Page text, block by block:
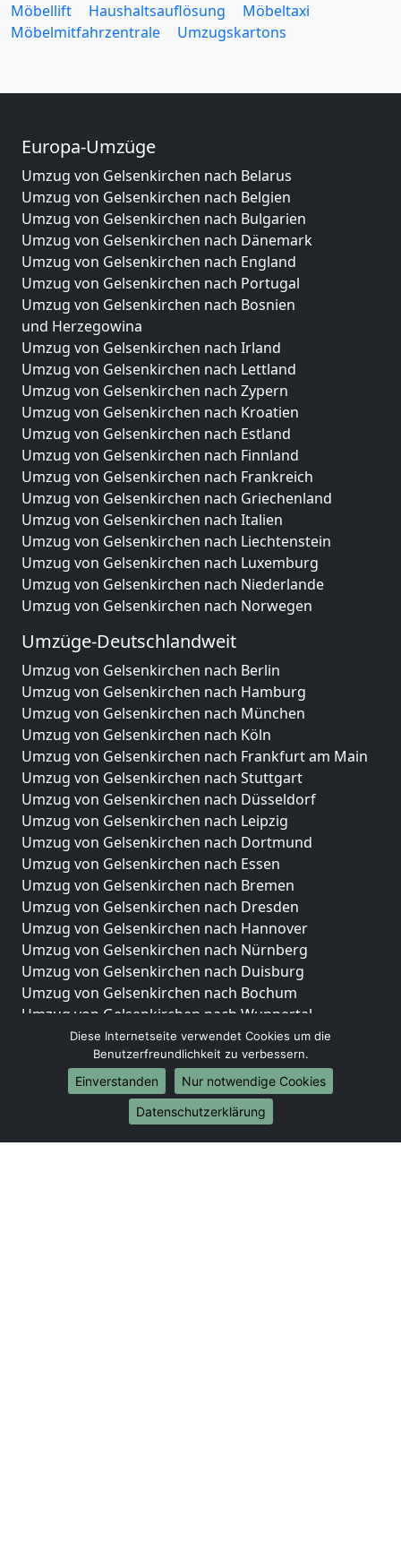
Möbellift
Haushaltsauflösung
Möbeltaxi
Möbelmitfahrzentrale
Umzugskartons
Europa-Umzüge
Umzug von Gelsenkirchen nach Belarus
Umzug von Gelsenkirchen nach Belgien
Umzug von Gelsenkirchen nach Bulgarien
Umzug von Gelsenkirchen nach Dänemark
Umzug von Gelsenkirchen nach England
Umzug von Gelsenkirchen nach Portugal
Umzug von Gelsenkirchen nach Bosnien
und Herzegowina
Umzug von Gelsenkirchen nach Irland
Umzug von Gelsenkirchen nach Lettland
Umzug von Gelsenkirchen nach Zypern
Umzug von Gelsenkirchen nach Kroatien
Umzug von Gelsenkirchen nach Estland
Umzug von Gelsenkirchen nach Finnland
Umzug von Gelsenkirchen nach Frankreich
Umzug von Gelsenkirchen nach Griechenland
Umzug von Gelsenkirchen nach Italien
Umzug von Gelsenkirchen nach Liechtenstein
Umzug von Gelsenkirchen nach Luxemburg
Umzug von Gelsenkirchen nach Niederlande
Umzug von Gelsenkirchen nach Norwegen
Umzüge-Deutschlandweit
Umzug von Gelsenkirchen nach Berlin
Umzug von Gelsenkirchen nach Hamburg
Umzug von Gelsenkirchen nach München
Umzug von Gelsenkirchen nach Köln
Umzug von Gelsenkirchen nach Frankfurt am Main
Umzug von Gelsenkirchen nach Stuttgart
Umzug von Gelsenkirchen nach Düsseldorf
Umzug von Gelsenkirchen nach Leipzig
Umzug von Gelsenkirchen nach Dortmund
Umzug von Gelsenkirchen nach Essen
Umzug von Gelsenkirchen nach Bremen
Umzug von Gelsenkirchen nach Dresden
Umzug von Gelsenkirchen nach Hannover
Umzug von Gelsenkirchen nach Nürnberg
Umzug von Gelsenkirchen nach Duisburg
Umzug von Gelsenkirchen nach Bochum
Umzug von Gelsenkirchen nach Wuppertal
Umzug von Gelsenkirchen nach Bielefeld
Umzug von Gelsenkirchen nach Bonn
Umzug von Gelsenkirchen nach Münster
Internationale-Umzüge
Umzug von Gelsenkirchen nach Brasilien
Diese Internetseite verwendet Cookies um die
Benutzerfreundlichkeit zu verbessern.
Einverstanden
Nur notwendige Cookies
Datenschutzerklärung